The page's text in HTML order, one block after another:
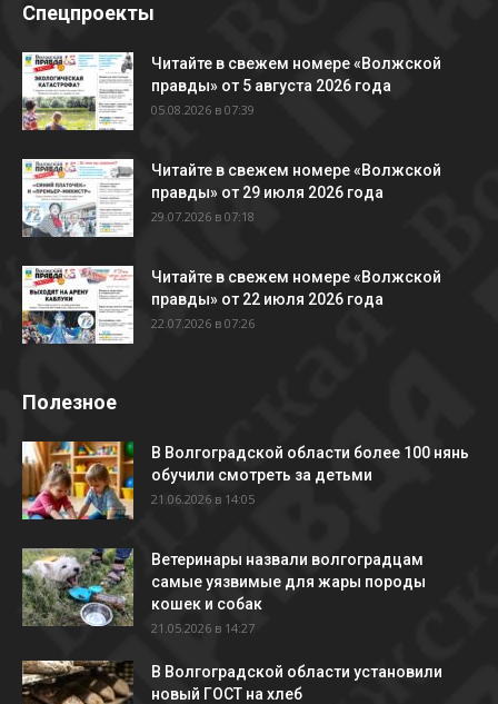
Спецпроекты
Читайте в свежем номере «Волжской
правды» от 5 августа 2026 года
05.08.2026 в 07:39
Читайте в свежем номере «Волжской
правды» от 29 июля 2026 года
29.07.2026 в 07:18
Читайте в свежем номере «Волжской
правды» от 22 июля 2026 года
22.07.2026 в 07:26
Полезное
В Волгоградской области более 100 нянь
обучили смотреть за детьми
21.06.2026 в 14:05
Ветеринары назвали волгоградцам
самые уязвимые для жары породы
кошек и собак
21.05.2026 в 14:27
В Волгоградской области установили
новый ГОСТ на хлеб